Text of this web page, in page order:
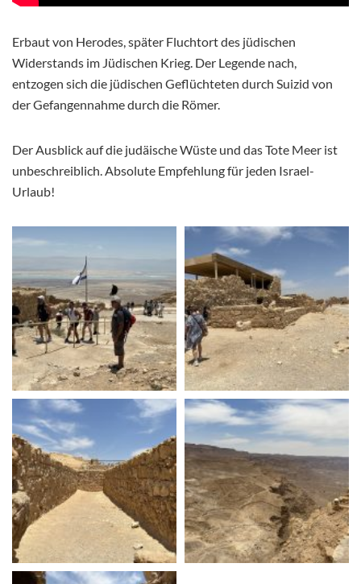
Erbaut von Herodes, später Fluchtort des jüdischen
Widerstands im Jüdischen Krieg. Der Legende nach,
entzogen sich die jüdischen Geflüchteten durch Suizid von
der Gefangennahme durch die Römer.
Der Ausblick auf die judäische Wüste und das Tote Meer ist
unbeschreiblich. Absolute Empfehlung für jeden Israel-
Urlaub!